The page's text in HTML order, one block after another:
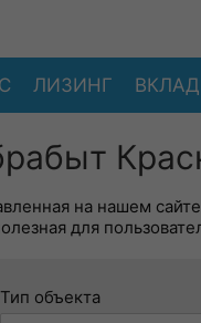
ЛИЗИНГ
на нашем
для
Тип объекта